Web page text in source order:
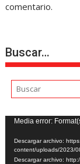
comentario.
Buscar…
Reproductor
de
vídeo
Media error:
Descargar archivo:
content/uploads/2023/
Descargar archivo: